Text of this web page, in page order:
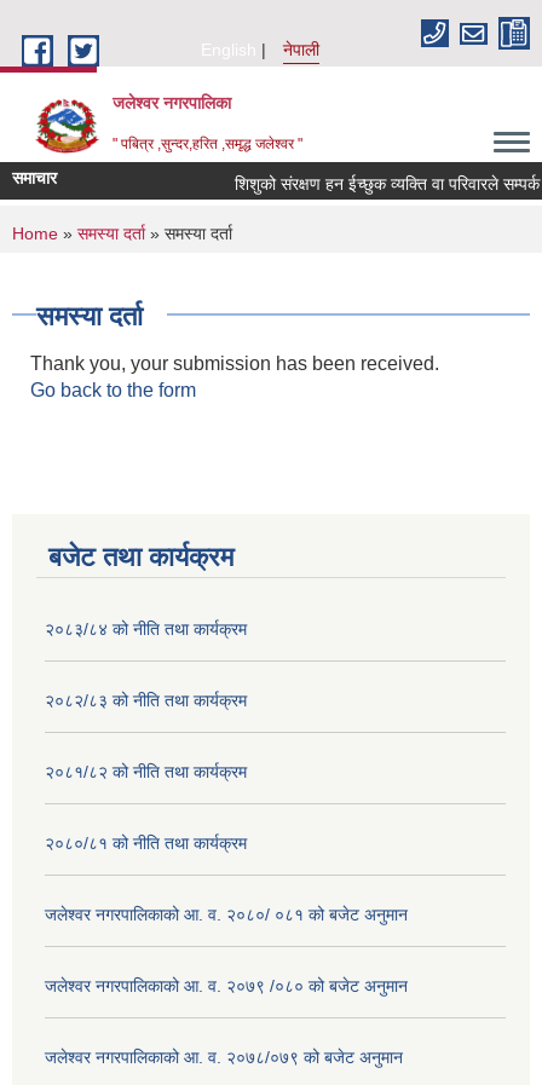
English
नेपाली
जलेश्वर नगरपालिका
" पबित्र ,सुन्दर,हरित ,समृद्ध जलेश्वर "
समाचार शिशुको संरक्षण हन ईच्छुक व्यक्ति वा परिवारले सम्पर्क
You are here
Home » समस्या दर्ता» समस्या दर्ता
समस्या दर्ता
Thank you, your submission has been received.
Go back to the form
बजेट तथा कार्यक्रम
२०८३/८४ को नीति तथा कार्यक्रम
२०८२/८३ को नीति तथा कार्यक्रम
२०८१/८२ को नीति तथा कार्यक्रम
२०८०/८१ को नीति तथा कार्यक्रम
जलेश्वर नगरपालिकाको आ. व. २०८०/ ०८१ को बजेट अनुमान
जलेश्वर नगरपालिकाको आ. व. २०७९ /०८० को बजेट अनुमान
जलेश्वर नगरपालिकाको आ. व. २०७८/०७९ को बजेट अनुमान